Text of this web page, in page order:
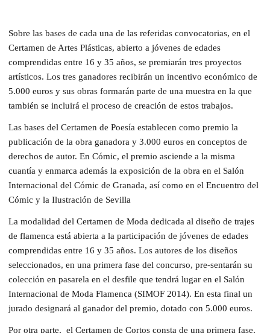
Sobre las bases de cada una de las referidas convocatorias, en el
Certamen de Artes Plásticas, abierto a jóvenes de edades
comprendidas entre 16 y 35 años, se premiarán tres proyectos
artísticos. Los tres ganadores recibirán un incentivo económico de
5.000 euros y sus obras formarán parte de una muestra en la que
también se incluirá el proceso de creación de estos trabajos.
Las bases del Certamen de Poesía establecen como premio la
publicación de la obra ganadora y 3.000 euros en conceptos de
derechos de autor. En Cómic, el premio asciende a la misma
cuantía y enmarca además la exposición de la obra en el Salón
Internacional del Cómic de Granada, así como en el Encuentro del
Cómic y la Ilustración de Sevilla
La modalidad del Certamen de Moda dedicada al diseño de trajes
de flamenca está abierta a la participación de jóvenes de edades
comprendidas entre 16 y 35 años. Los autores de los diseños
seleccionados, en una primera fase del concurso, pre-sentarán su
colección en pasarela en el desfile que tendrá lugar en el Salón
Internacional de Moda Flamenca (SIMOF 2014). En esta final un
jurado designará al ganador del premio, dotado con 5.000 euros.
Por otra parte, el Certamen de Cortos consta de una primera fase,